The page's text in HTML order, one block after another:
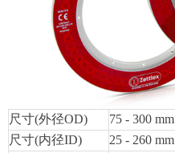
尺寸(外径OD)
75 - 300 mm
尺寸(内径ID)
25 - 260 mm